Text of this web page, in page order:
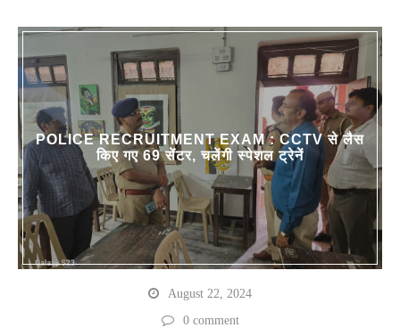
POLICE RECRUITMENT EXAM : CCTV से लैस
किए गए 69 सेंटर, चलेंगी स्पेशल ट्रेनें
August 22, 2024
0 comment